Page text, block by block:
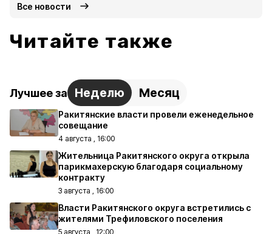
Все новости
Читайте также
Лучшее за Неделю Месяц
Ракитянские власти провели еженедельное
совещание
4 августа , 16:00
Жительница Ракитянского округа открыла
парикмахерскую благодаря социальному
контракту
3 августа , 16:00
Власти Ракитянского округа встретились с
жителями Трефиловского поселения
5 августа , 12:00